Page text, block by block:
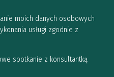
moich danych osobowych
usługi zgodnie z
spotkanie z konsultantką